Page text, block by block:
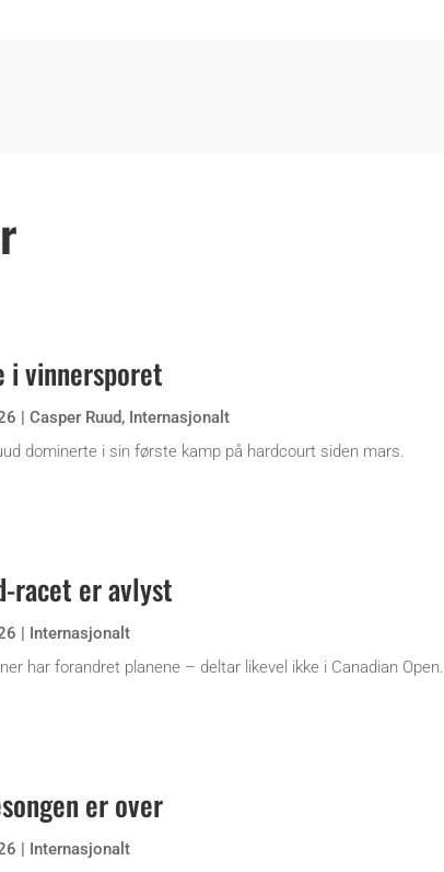
i vinnersporet
| Casper Ruud, Internasjonalt
dominerte i sin første kamp på hardcourt siden mars.
racet er avlyst
| Internasjonalt
har forandret planene – deltar likevel ikke i Canadian Open.
er over
| Internasjonalt